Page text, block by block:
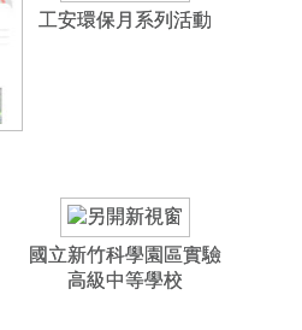
工安環保月系列活動
國立新竹科學園區實驗
高級中等學校